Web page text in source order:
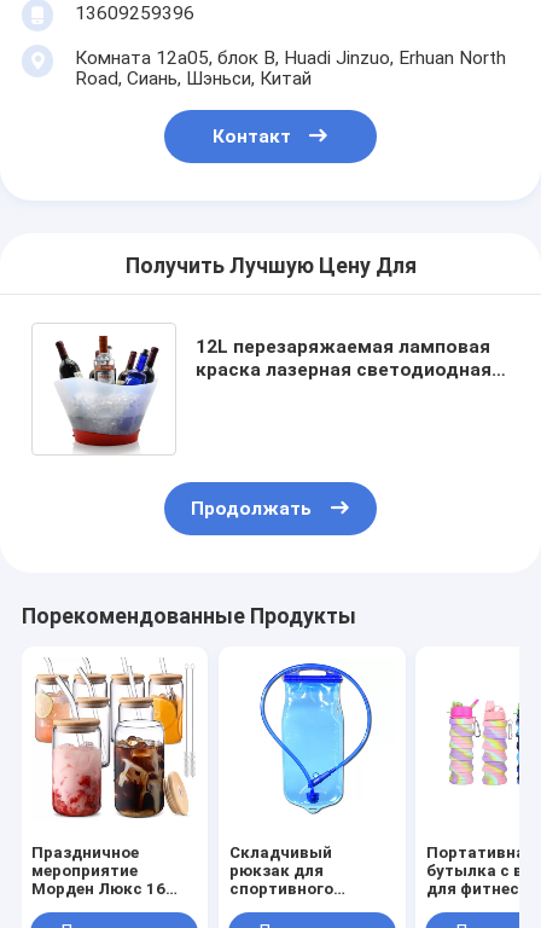
13609259396
Комната 12a05, блок B, Huadi Jinzuo, Erhuan North
Road, Сиань, Шэньси, Китай
Контакт
Получить Лучшую Цену Для
12L перезаряжаемая ламповая
краска лазерная светодиодная
Продолжать
Порекомендованные Продукты
Праздничное
мероприятие
Морден Люкс 16
Складчивый
рюкзак для
спортивного
Портативная
бутылка с
для фитнеса